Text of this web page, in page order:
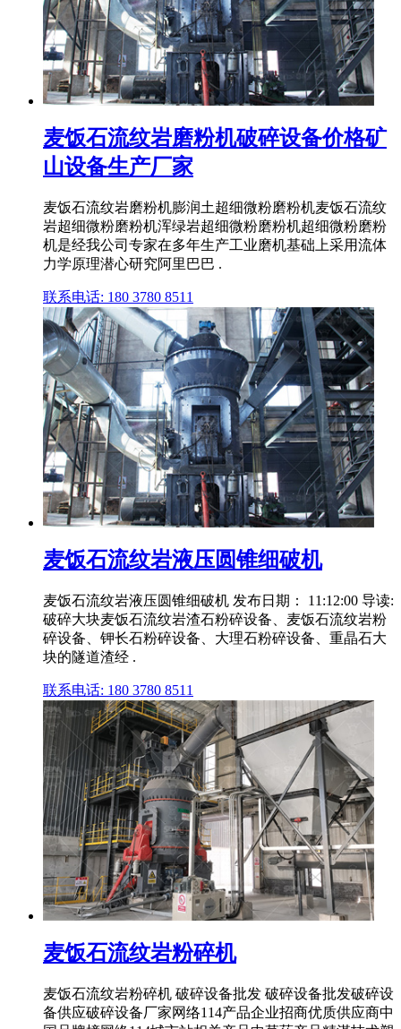
麦饭石流纹岩磨粉机破碎设备价格矿
山设备生产厂家
麦饭石流纹岩磨粉机膨润土超细微粉磨粉机麦饭石流纹
岩超细微粉磨粉机浑绿岩超细微粉磨粉机超细微粉磨粉
机是经我公司专家在多年生产工业磨机基础上采用流体
力学原理潜心研究阿里巴巴 .
联系电话: 180 3780 8511
麦饭石流纹岩液压圆锥细破机
麦饭石流纹岩液压圆锥细破机 发布日期： 11:12:00 导读:
破碎大块麦饭石流纹岩渣石粉碎设备、麦饭石流纹岩粉
碎设备、钾长石粉碎设备、大理石粉碎设备、重晶石大
块的隧道渣经 .
联系电话: 180 3780 8511
麦饭石流纹岩粉碎机
麦饭石流纹岩粉碎机 破碎设备批发 破碎设备批发破碎设
备供应破碎设备厂家网络114产品企业招商优质供应商中